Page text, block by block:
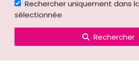
Rechercher uniquement dans
sélectionnée
Rechercher